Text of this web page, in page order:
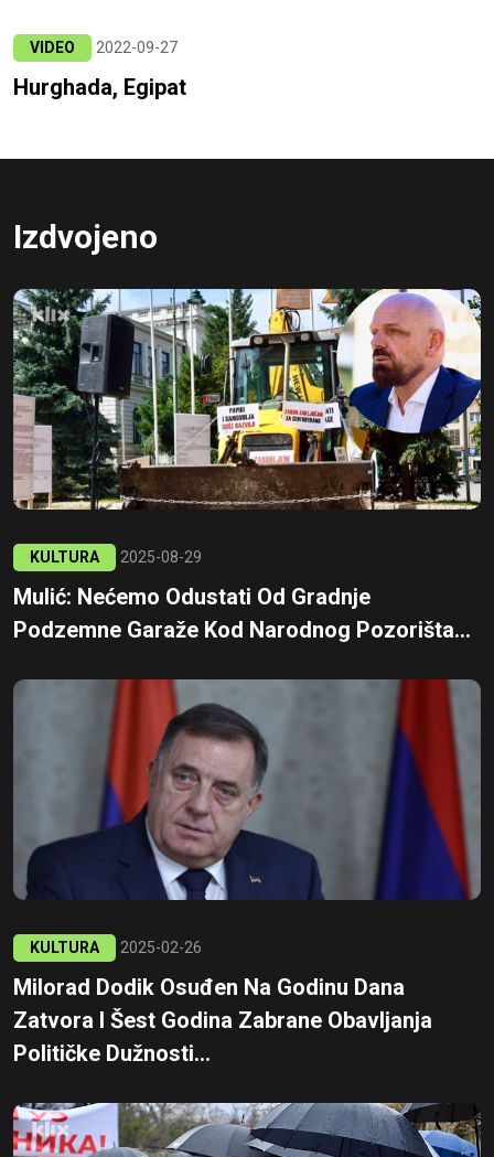
VIDEO 2022-09-27
Hurghada, Egipat
Izdvojeno
KULTURA 2025-08-29
Mulić: Nećemo Odustati Od Gradnje
Podzemne Garaže Kod Narodnog Pozorišta...
KULTURA 2025-02-26
Milorad Dodik Osuđen Na Godinu Dana
Zatvora I Šest Godina Zabrane Obavljanja
Političke Dužnosti...